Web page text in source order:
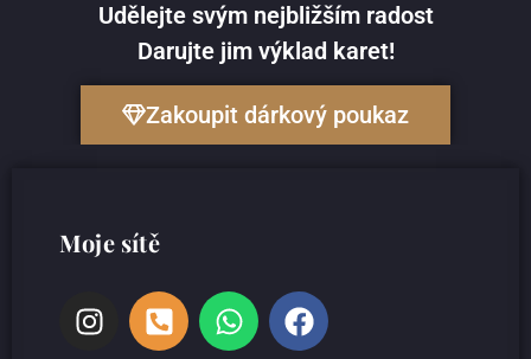
Udělejte svým nejbližším radost
Darujte jim výklad karet!
Zakoupit dárkový poukaz
Moje sítě